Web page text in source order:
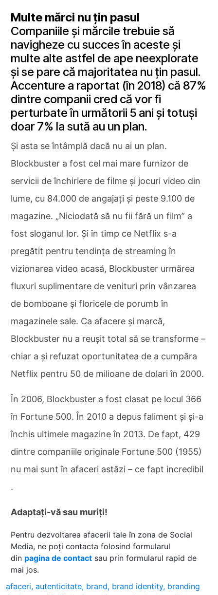
Multe mărci nu țin pasul
Companiile și mărcile trebuie să
navigheze cu succes în aceste și
multe alte astfel de ape neexplorate
și se pare că majoritatea nu țin pasul.
Accenture a raportat (în 2018) că 87%
dintre companii cred că vor fi
perturbate în următorii 5 ani și totuși
doar 7% la sută au un plan.
Și asta se întâmplă dacă nu ai un plan.
Blockbuster a fost cel mai mare furnizor de
servicii de închiriere de filme și jocuri video din
lume, cu 84.000 de angajați și peste 9.100 de
magazine. „Niciodată să nu fii fără un film” a
fost sloganul lor. Și în timp ce Netflix s-a
pregătit pentru tendința de streaming în
vizionarea video acasă, Blockbuster urmărea
fluxuri suplimentare de venituri prin vânzarea
de bomboane și floricele de porumb în
magazinele sale. Ca afacere și marcă,
Blockbuster nu a reușit total să se transforme –
chiar a și refuzat oportunitatea de a cumpăra
Netflix pentru 50 de milioane de dolari în 2000.
În 2006, Blockbuster a fost clasat pe locul 366
în Fortune 500. În 2010 a depus faliment și și-a
închis ultimele magazine în 2013. De fapt, 429
dintre companiile originale Fortune 500 (1955)
nu mai sunt în afaceri astăzi – ce fapt incredibil
.
Adaptați-vă sau muriți!
Pentru dezvoltarea afacerii tale în zona de Social
Media, ne poți contacta folosind formularul
din pagina de contact sau prin formularul rapid de
mai jos.
afaceri, autenticitate, brand, brand identity, branding